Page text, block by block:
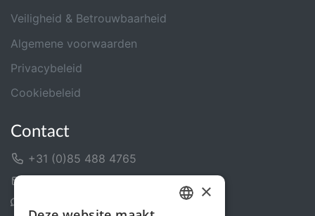
Veiligheid & Betrouwbaarheid
Algemene voorwaarden
Privacybeleid
Cookiebeleid
Contact
+31 (0)85 488 4765
×